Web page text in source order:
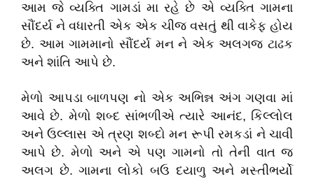
આમ જે વ્યક્તિ ગામડાં મા રહે છે એ વ્યક્તિ ગામના
સૌંદર્ય ને વધારતી એક એક ચીજ વસતું થી વાકેફ હોય
છે. આમ ગામમાનો સૌંદર્ય મન ને એક અલગજ ટાઢક
અને શાંતિ આપે છે.
મેળો આપડા બાળપણ નો એક અભિન્ન અંગ ગણવા માં
આવે છે. મેળો શબ્દ સાંભળીએ ત્યારે આનંદ, કિલ્લોલ
અને ઉલ્લાસ એ ત્રણ શબ્દો મન રૂપી રમકડાં ને ચાવી
આપે છે. મેળો અને એ પણ ગામનો તો તેની વાત જ
અલગ છે. ગામના લોકો બઉ દયાળુ અને મસ્તીભર્યો